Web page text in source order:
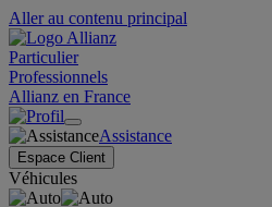
Aller au contenu principal
Particulier
Professionnels
Allianz en France
Assistance
Espace Client
Véhicules